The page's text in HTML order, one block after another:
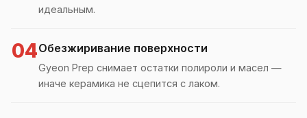
идеальным.
04Обезжиривание поверхности
Gyeon Prep снимает остатки полироли и масел —
иначе керамика не сцепится с лаком.